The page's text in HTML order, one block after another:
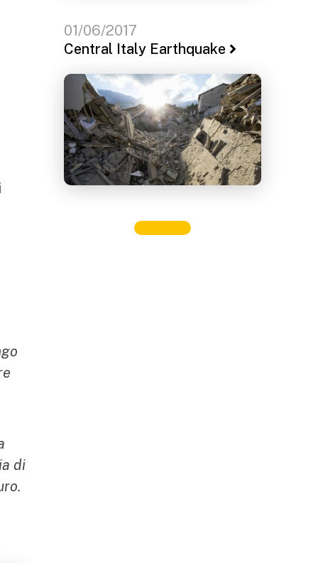
di
01/06/2017
Central Italy Earthquake